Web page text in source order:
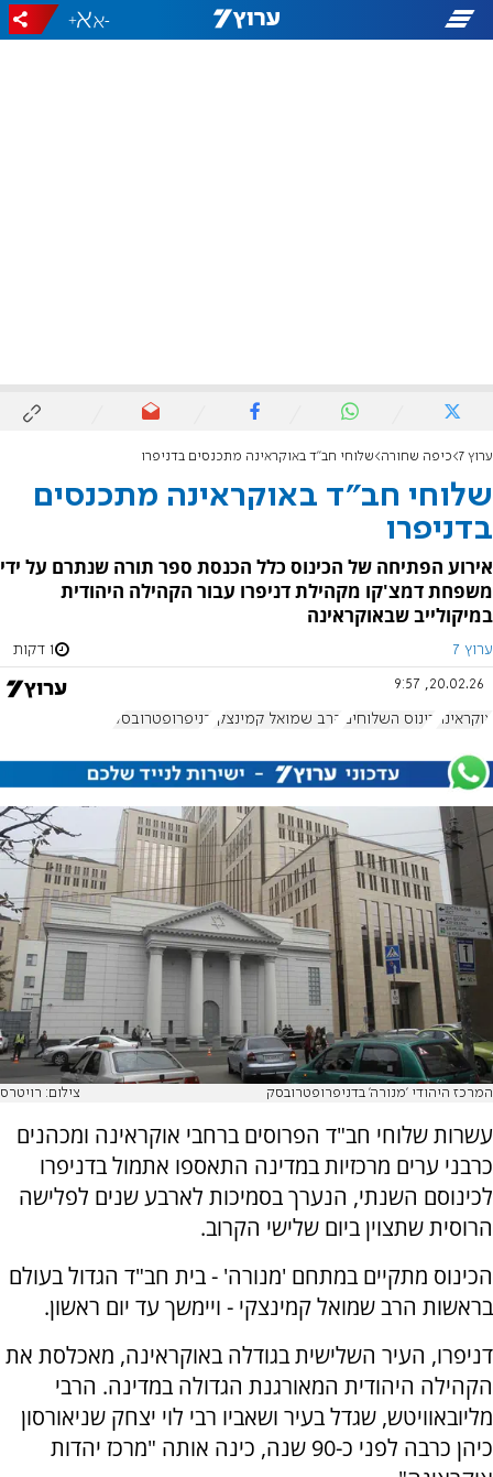
-
+
ערוץ 7 כיפה שחורה שלוחי חב"ד באוקראינה מתכנסים בדניפרו
שלוחי חב"ד באוקראינה מתכנסים
בדניפרו
אירוע הפתיחה של הכינוס כלל הכנסת ספר תורה שנתרם על ידי
משפחת דמצ'קו מקהילת דניפרו עבור הקהילה היהודית
במיקולייב שבאוקראינה
ערוץ 7 1 דקות
20.02.26, 9:57
אוקראינה כינוס השלוחים הרב שמואל קמינצקי דניפרופטרובסק
המרכז היהודי 'מנורה' בדניפרופטרובסק צילום: רויטרס
עשרות שלוחי חב"ד הפרוסים ברחבי אוקראינה ומכהנים
כרבני ערים מרכזיות במדינה התאספו אתמול בדניפרו
לכינוסם השנתי, הנערך בסמיכות לארבע שנים לפלישה
הרוסית שתצוין ביום שלישי הקרוב.
הכינוס מתקיים במתחם 'מנורה' - בית חב"ד הגדול בעולם
בראשות הרב שמואל קמינצקי - ויימשך עד יום ראשון.
דניפרו, העיר השלישית בגודלה באוקראינה, מאכלסת את
הקהילה היהודית המאורגנת הגדולה במדינה. הרבי
מליובאוויטש, שגדל בעיר ושאביו רבי לוי יצחק שניאורסון
כיהן כרבה לפני כ-90 שנה, כינה אותה "מרכז יהדות